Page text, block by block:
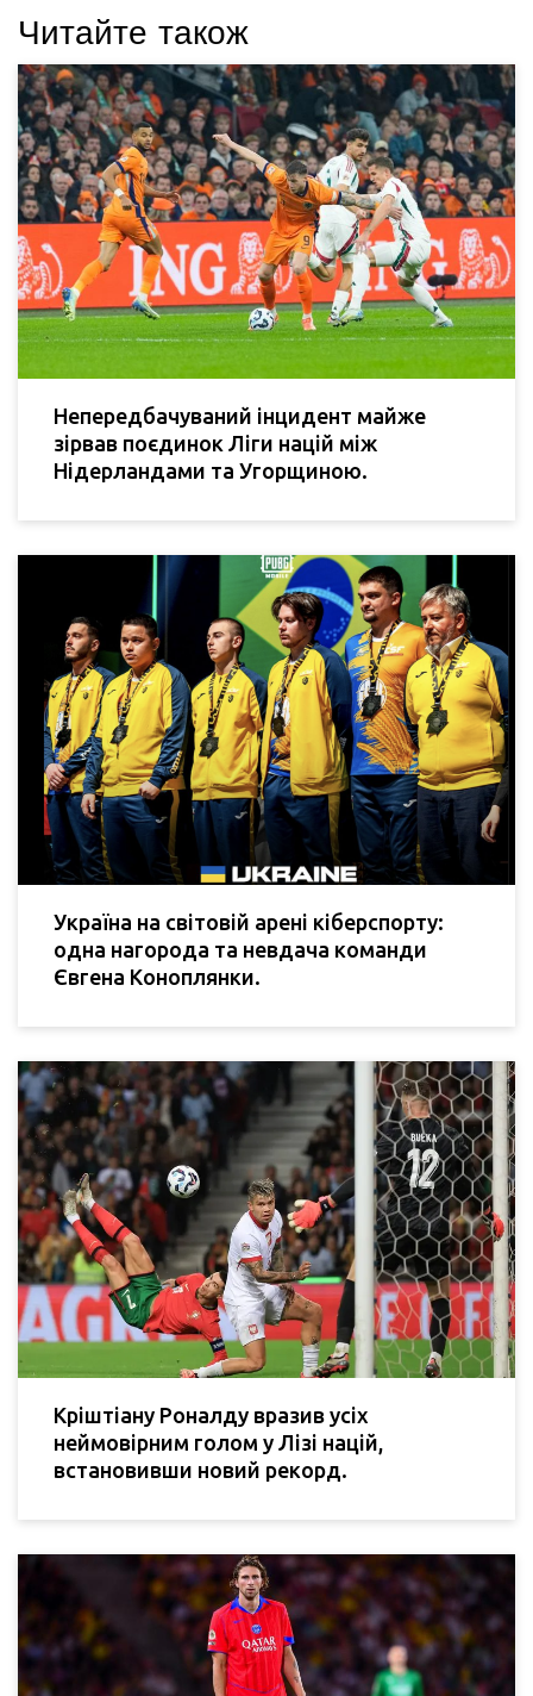
Читайте також
Непередбачуваний інцидент майже
зірвав поєдинок Ліги націй між
Нідерландами та Угорщиною.
Україна на світовій арені кіберспорту:
одна нагорода та невдача команди
Євгена Коноплянки.
Кріштіану Роналду вразив усіх
неймовірним голом у Лізі націй,
встановивши новий рекорд.